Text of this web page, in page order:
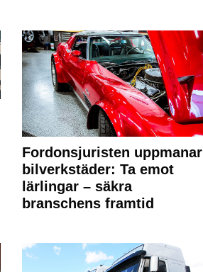
Fordonsjuristen uppmanar
bilverkstäder: Ta emot
lärlingar – säkra
branschens framtid